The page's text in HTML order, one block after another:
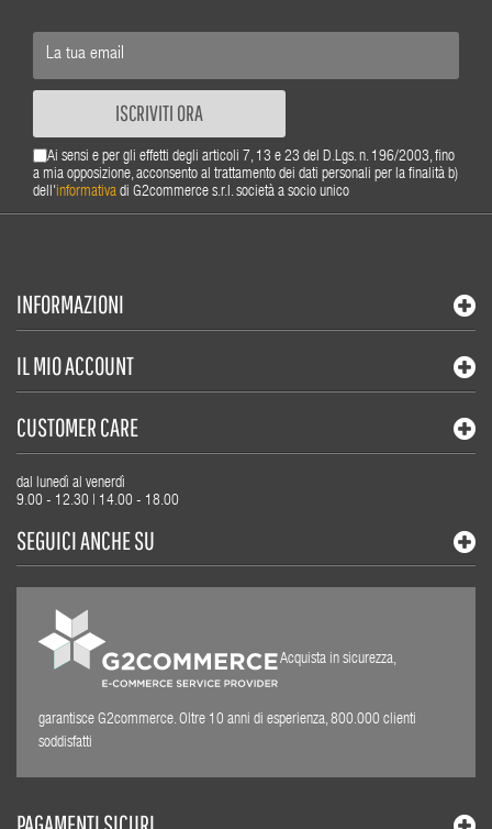
ISCRIVITI ORA
Ai sensi e per gli effetti degli articoli 7, 13 e 23 del D.Lgs. n. 196/2003, fino
a mia opposizione, acconsento al trattamento dei dati personali per la finalità b)
dell'informativa di G2commerce s.r.l. società a socio unico
INFORMAZIONI
IL MIO ACCOUNT
CUSTOMER CARE
dal lunedì al venerdì
9.00 - 12.30 | 14.00 - 18.00
SEGUICI ANCHE SU
Acquista in sicurezza,
garantisce G2commerce. Oltre 10 anni di esperienza, 800.000 clienti
soddisfatti